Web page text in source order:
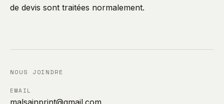
de devis sont traitées normalement.
NOUS JOINDRE
EMAIL
malsainprint@gmail.com